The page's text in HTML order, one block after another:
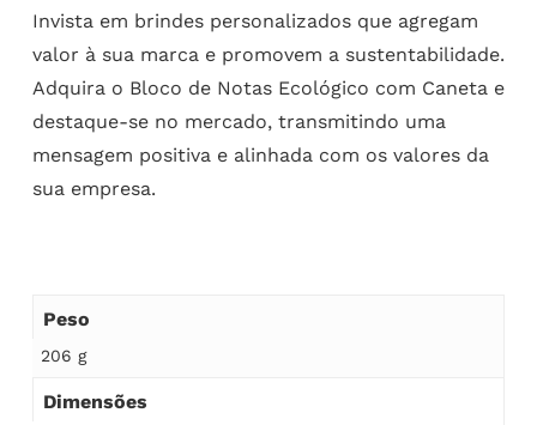
Invista em brindes personalizados que agregam
valor à sua marca e promovem a sustentabilidade.
Adquira o Bloco de Notas Ecológico com Caneta e
destaque-se no mercado, transmitindo uma
mensagem positiva e alinhada com os valores da
sua empresa.
Peso
206 g
Dimensões